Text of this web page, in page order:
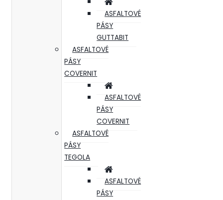
ASFALTOVÉ
PÁSY
GUTTABIT
ASFALTOVÉ
PÁSY
COVERNIT
ASFALTOVÉ
PÁSY
COVERNIT
ASFALTOVÉ
PÁSY
TEGOLA
ASFALTOVÉ
PÁSY